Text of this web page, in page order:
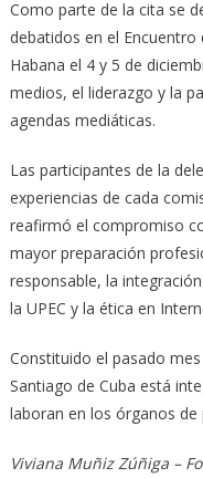
Como parte de la cita se
debatidos en el Encuentro
Habana el 4 y 5 de
medios, el liderazgo y la
agendas mediáticas.
Las participantes de la
experiencias de cada
reafirmó el compromiso
mayor preparación
responsable, la
la UPEC y la ética en
Constituido el pasado
Santiago de Cuba está
laboran en los órganos de
Viviana Muñiz Zúñiga –